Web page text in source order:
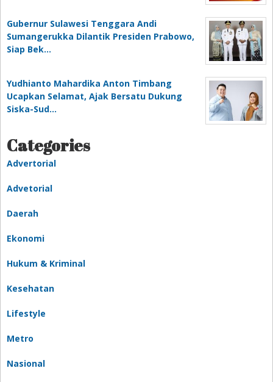
Gubernur Sulawesi Tenggara Andi
Sumangerukka Dilantik Presiden Prabowo,
Siap Bek…
Yudhianto Mahardika Anton Timbang
Ucapkan Selamat, Ajak Bersatu Dukung
Siska-Sud…
Categories
Advertorial
Advetorial
Daerah
Ekonomi
Hukum & Kriminal
Kesehatan
Lifestyle
Metro
Nasional